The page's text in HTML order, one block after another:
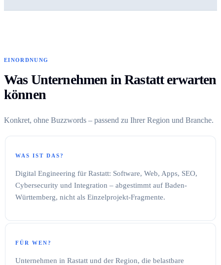
EINORDNUNG
Was Unternehmen in Rastatt erwarten
können
Konkret, ohne Buzzwords – passend zu Ihrer Region und Branche.
WAS IST DAS?
Digital Engineering für Rastatt: Software, Web, Apps, SEO,
Cybersecurity und Integration – abgestimmt auf Baden-
Württemberg, nicht als Einzelprojekt-Fragmente.
FÜR WEN?
Unternehmen in Rastatt und der Region, die belastbare